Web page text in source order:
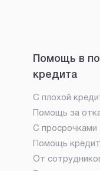
Помощь в
кредита
С плохой
Помощь за
С просрочками
Помощь
От